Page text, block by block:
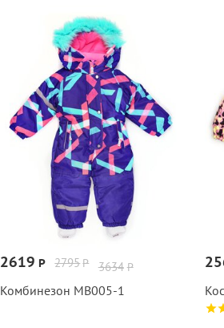
3634 Р
2795Р
2619 Р
Комбинезон МВ005‑1